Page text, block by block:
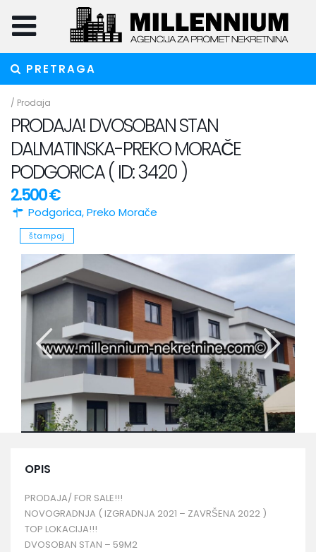
PRETRAGA
/ Prodaja
PRODAJA! DVOSOBAN STAN
DALMATINSKA-PREKO MORAČE
PODGORICA ( ID: 3420 )
2.500 €
Podgorica,Preko Morače
štampaj
OPIS
PRODAJA/ FOR SALE!!!
NOVOGRADNJA ( IZGRADNJA 2021 – ZAVRŠENA 2022 )
TOP LOKACIJA!!!
DVOSOBAN STAN – 59M2